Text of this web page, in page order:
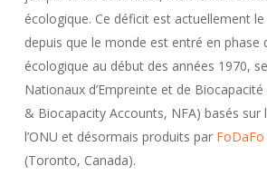
écologique. Ce déficit est actuellement
depuis que le monde est entré en phase
écologique au début des années 1970,
Nationaux d’Empreinte et de
& Biocapacity Accounts, NFA) basés sur
l’ONU et désormais produits par FoDaFo
(Toronto, Canada).